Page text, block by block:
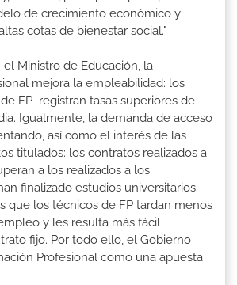
de crecimiento económico y
cotas de bienestar social."
Ministro de Educación, la
mejora la empleabilidad: los
FP registran tasas superiores de
Igualmente, la demanda de acceso
así como el interés de las
titulados: los contratos realizados a
a los realizados a los
finalizado estudios universitarios.
que los técnicos de FP tardan menos
y les resulta más fácil
fijo. Por todo ello, el Gobierno
Profesional como una apuesta